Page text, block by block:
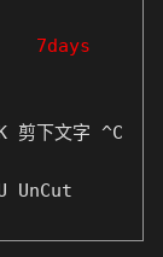
剪下文字 ^C
UnCut